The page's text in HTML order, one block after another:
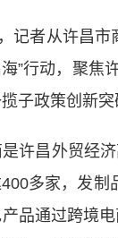
者从许昌市商
”行动，聚焦
子政策创新突
昌外贸经济
多家，发制
品通过跨境